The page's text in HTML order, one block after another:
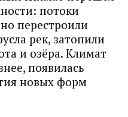
потоки
перестроили
рек, затопили
и озёра. Климат
появилась
новых форм